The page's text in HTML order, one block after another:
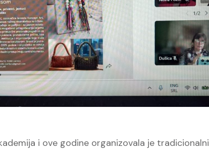
i ove godine organizovala je tradicionalni